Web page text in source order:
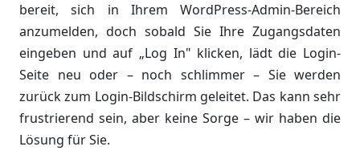
bereit, sich in Ihrem WordPress-Admin-Bereich
anzumelden, doch sobald Sie Ihre Zugangsdaten
eingeben und auf „Log In" klicken, lädt die Login-
Seite neu oder – noch schlimmer – Sie werden
zurück zum Login-Bildschirm geleitet. Das kann sehr
frustrierend sein, aber keine Sorge – wir haben die
Lösung für Sie.